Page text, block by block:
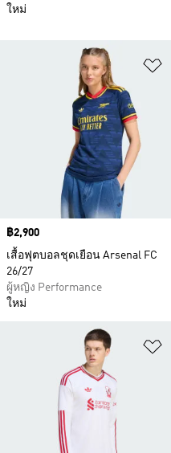
Price
฿2,900
เสื้อฟุตบอลชุดเยือน Arsenal FC
26/27
ผู้หญิง Performance
ใหม่
ใหม่